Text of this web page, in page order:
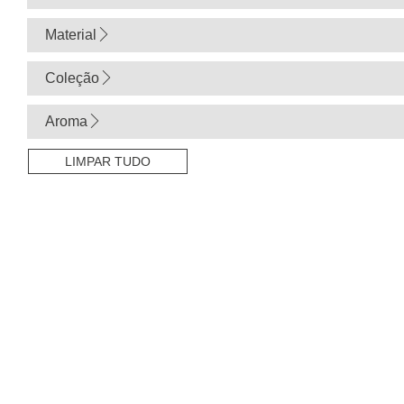
Material
Coleção
Aroma
LIMPAR TUDO